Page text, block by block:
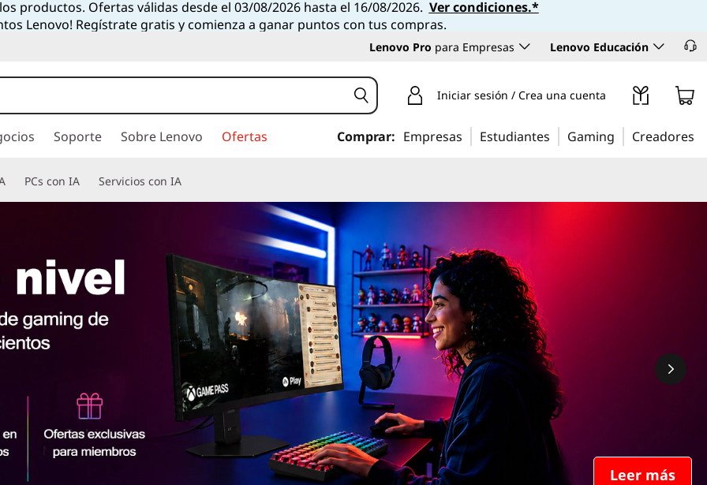
productos. Ofertas válidas desde el 03/08/2026 hasta el 16/08/2026. Ver condiciones.*
Lenovo! Regístrate gratis y comienza a ganar puntos con tus compras.
Lenovo Pro para Empresas Lenovo Educación
Iniciar sesión / Crea una cuenta
Soporte Sobre Lenovo Ofertas Comprar: Empresas Estudiantes Gaming Creadores
PCs con IA Servicios con IA
Leer más